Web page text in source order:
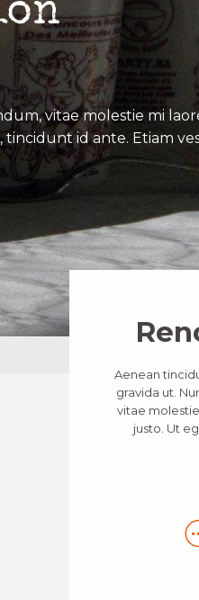
vitae molestie mi
id ante. Etiam
Aenean
gravida ut.
vitae
justo. Ut